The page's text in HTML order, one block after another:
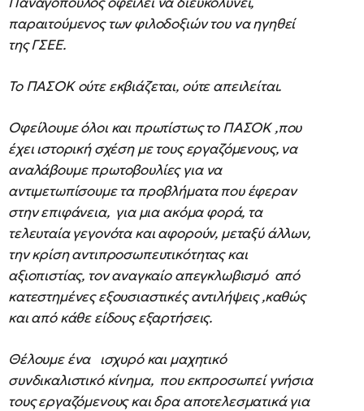
παραιτούμενος των φιλοδοξιών του να ηγηθεί
της ΓΣΕΕ.
Το ΠΑΣΟΚ ούτε εκβιάζεται, ούτε απειλείται.
Οφείλουμε όλοι και πρωτίστως το ΠΑΣΟΚ ,που
έχει ιστορική σχέση με τους εργαζόμενους, να
αναλάβουμε πρωτοβουλίες για να
αντιμετωπίσουμε τα προβλήματα που έφεραν
στην επιφάνεια, για μια ακόμα φορά, τα
τελευταία γεγονότα και αφορούν, μεταξύ άλλων,
την κρίση αντιπροσωπευτικότητας και
αξιοπιστίας, τον αναγκαίο απεγκλωβισμό από
κατεστημένες εξουσιαστικές αντιλήψεις ,καθώς
και από κάθε είδους εξαρτήσεις.
Θέλουμε ένα ισχυρό και μαχητικό
συνδικαλιστικό κίνημα, που εκπροσωπεί γνήσια
τους εργαζόμενους και δρα αποτελεσματικά για